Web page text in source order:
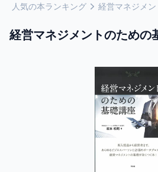
人気の本ランキング 経営マネジメ
経営マネジメントのための